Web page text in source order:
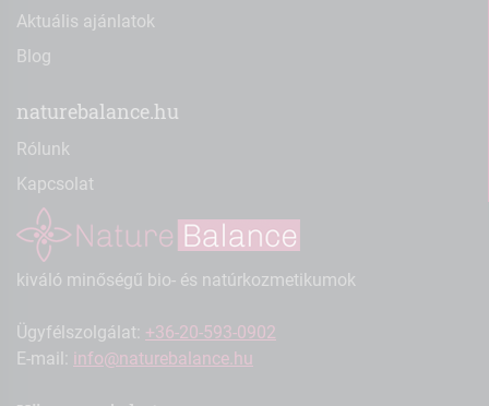
Aktuális ajánlatok
Blog
naturebalance.hu
Rólunk
Kapcsolat
kiváló minőségű bio- és natúrkozmetikumok
Ügyfélszolgálat: +36-20-593-0902
E-mail: info@naturebalance.hu